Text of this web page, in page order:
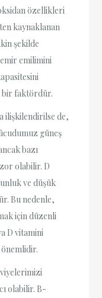
özellikleri
kaynaklanan
şekilde
emilimini
bir faktördür.
ilişkilendirilse de,
güneş
bazı
olabilir. D
ve düşük
Bu nedenle,
için düzenli
D vitamini
olabilir. B-